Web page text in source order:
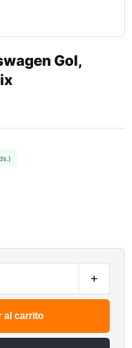
Gol,
al carrito